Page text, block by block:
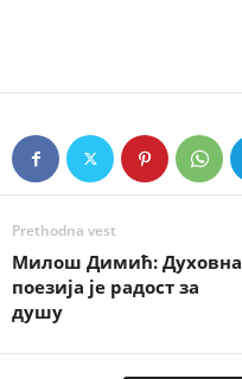
Prethodna vest
Милош Димић: Духовна
поезија је радост за
душу